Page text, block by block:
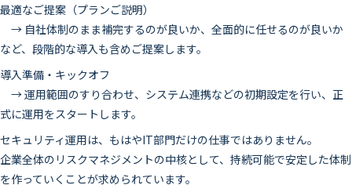
最適なご提案（プランご説明）
→ 自社体制のまま補完するのが良いか、全面的に任せるのが良いか
など、段階的な導入も含めご提案します。
導入準備・キックオフ
→ 運用範囲のすり合わせ、システム連携などの初期設定を行い、正
式に運用をスタートします。
セキュリティ運用は、もはやIT部門だけの仕事ではありません。
企業全体のリスクマネジメントの中核として、持続可能で安定した体制
を作っていくことが求められています。